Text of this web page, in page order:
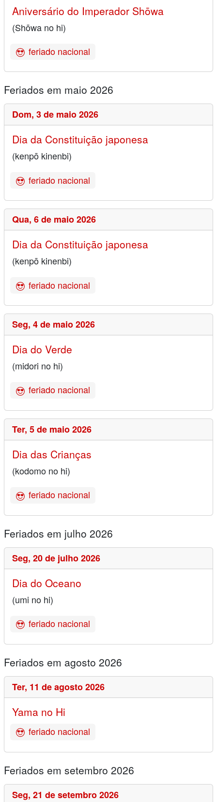
Aniversário do Imperador Shōwa
(Shōwa no hi)
feriado nacional
Feriados em maio 2026
Dom, 3 de maio 2026
Dia da Constituição japonesa
(kenpō kinenbi)
feriado nacional
Qua, 6 de maio 2026
Dia da Constituição japonesa
(kenpō kinenbi)
feriado nacional
Seg, 4 de maio 2026
Dia do Verde
(midori no hi)
feriado nacional
Ter, 5 de maio 2026
Dia das Crianças
(kodomo no hi)
feriado nacional
Feriados em julho 2026
Seg, 20 de julho 2026
Dia do Oceano
(umi no hi)
feriado nacional
Feriados em agosto 2026
Ter, 11 de agosto 2026
Yama no Hi
feriado nacional
Feriados em setembro 2026
Seg, 21 de setembro 2026